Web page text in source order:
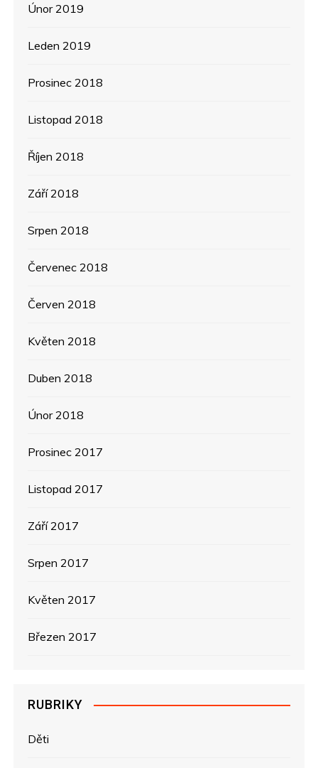
Únor 2019
Leden 2019
Prosinec 2018
Listopad 2018
Říjen 2018
Září 2018
Srpen 2018
Červenec 2018
Červen 2018
Květen 2018
Duben 2018
Únor 2018
Prosinec 2017
Listopad 2017
Září 2017
Srpen 2017
Květen 2017
Březen 2017
RUBRIKY
Děti